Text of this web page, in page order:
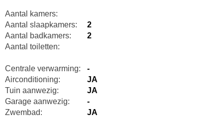
Aantal kamers:
Aantal slaapkamers:
2
Aantal badkamers:
2
Aantal toiletten:
Centrale verwarming:
-
Airconditioning:
JA
Tuin aanwezig:
JA
Garage aanwezig:
-
Zwembad:
JA